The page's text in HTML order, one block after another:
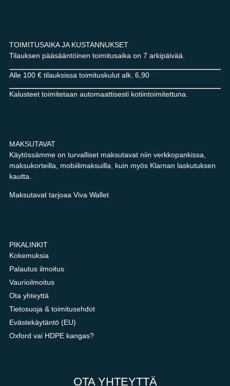
TOIMITUSAIKA JA KUSTANNUKSET
Tilauksen pääsääntöinen toimitusaika on 7 arkipäivää.
Alle 100 € tilauksissa toimituskulut alk. 6,90
Kalusteet toimitetaan automaattisesti kotiintoimitettuna.
MAKSUTAVAT
Käytössämme on turvalliset maksutavat niin verkkopankissa,
maksukorteilla, mobiilimaksuilla, kuin myös Klarnan laskutuksen
kautta.
Maksutavat tarjoaa Viva Wallet
PIKALINKIT
Kokemuksia
Palautus ilmoitus
Vaurioilmoitus
Ota yhteyttä
Tietosuoja & toimitusehdot
Evästekäytäntö (EU)
Oxford vai HDPE kangas?
OTA YHTEYTTÄ